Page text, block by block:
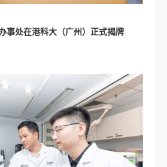
事处在港科大（广州）正式揭牌